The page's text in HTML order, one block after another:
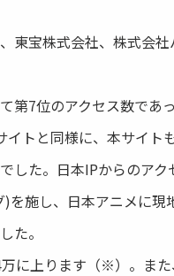
東宝株式会社、株式会
7位のアクセス数であ
トと同様に、本サイト
した。日本IPからのアク
施し、日本アニメに現
た。
に上ります（※）。また